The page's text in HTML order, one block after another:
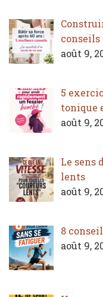
conseils
août 9,
5
tonique
août 9,
Le sens
lents
août 9,
8
août 9,